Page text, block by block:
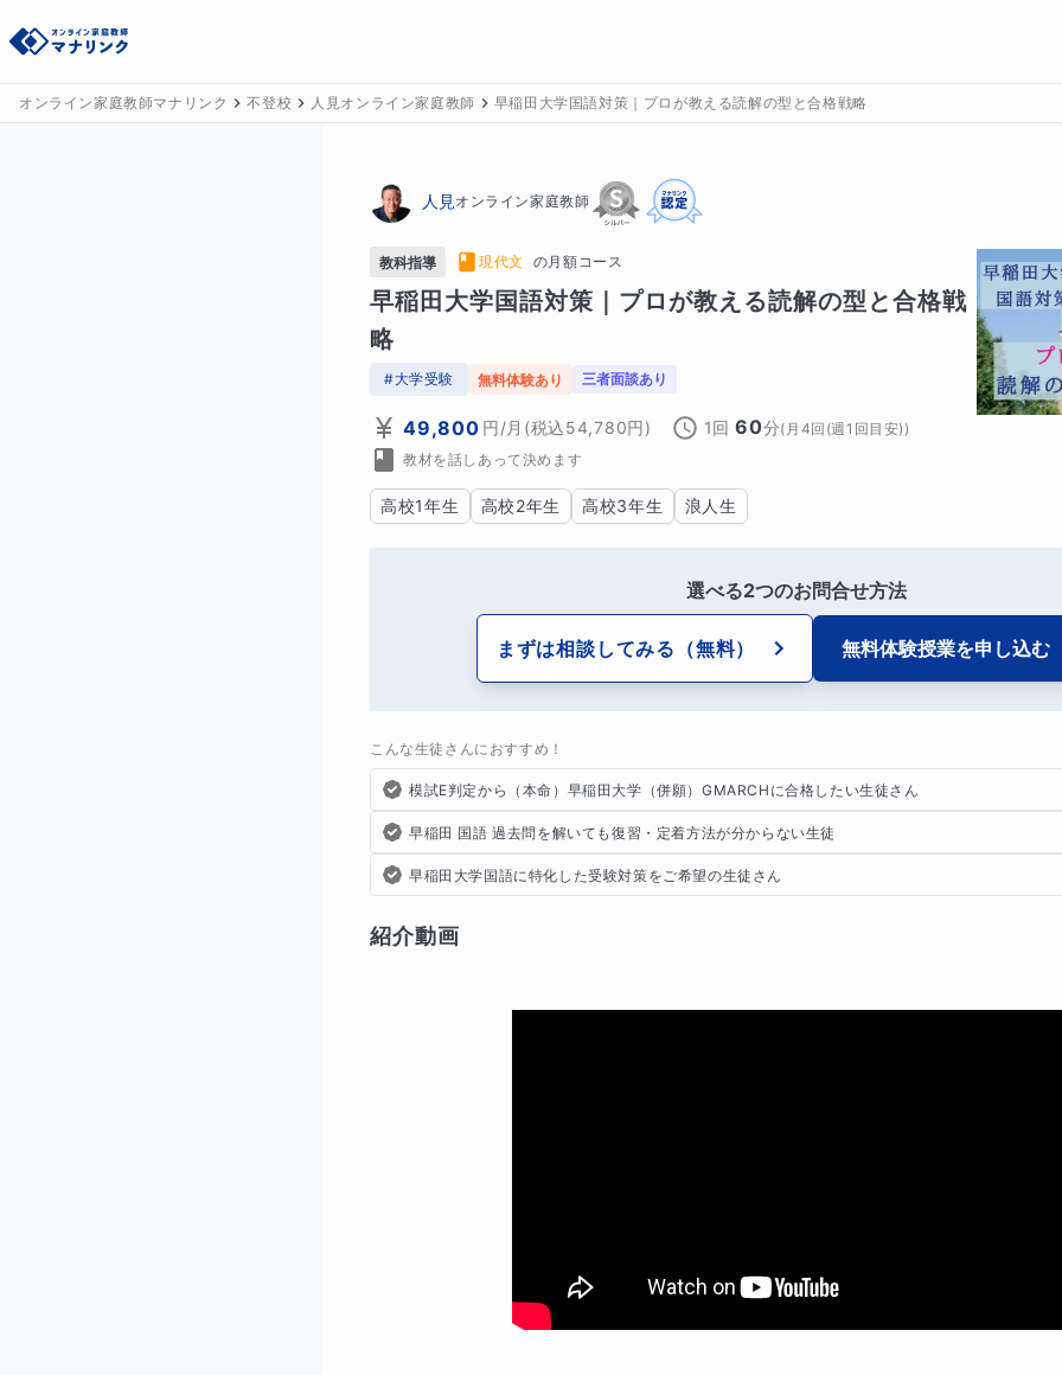
オンライン家庭教師マナリンク 不登校 人見オンライン家庭教師 早稲田大学国語対策｜プロが教える読解の型と合格戦略
人見オンライン家庭教師
教科指導 現代文 の月額コース
早稲田大学国語対策｜プロが教える読解の型と合格戦
略
#大学受験 無料体験あり 三者面談あり
49,800 円/月 (税込54,780円) 1回 60分( 月4回(週1回目安) )
教材を話しあって決めます
高校1年生 高校2年生 高校3年生 浪人生
選べる2つのお問合せ方法
まずは相談してみる （無料） 無料体験授業を申し込む
こんな生徒さんにおすすめ！
模試E判定から（本命）早稲田大学（併願）GMARCHに合格したい生徒さん
早稲田 国語 過去問を解いても復習・定着方法が分からない生徒
早稲田大学国語に特化した受験対策をご希望の生徒さん
紹介動画